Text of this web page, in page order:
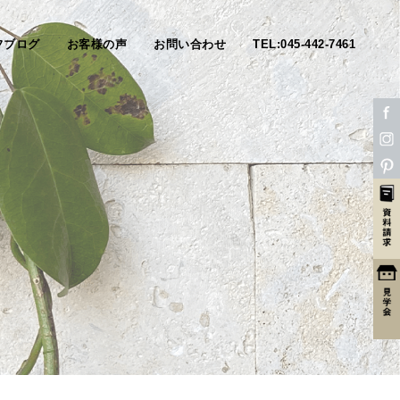
ブログ お客様の声 お問い合わせ TEL:045-442-7461